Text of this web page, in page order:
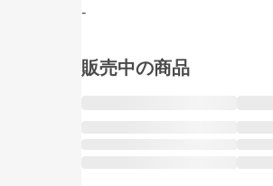
-
販売中の商品